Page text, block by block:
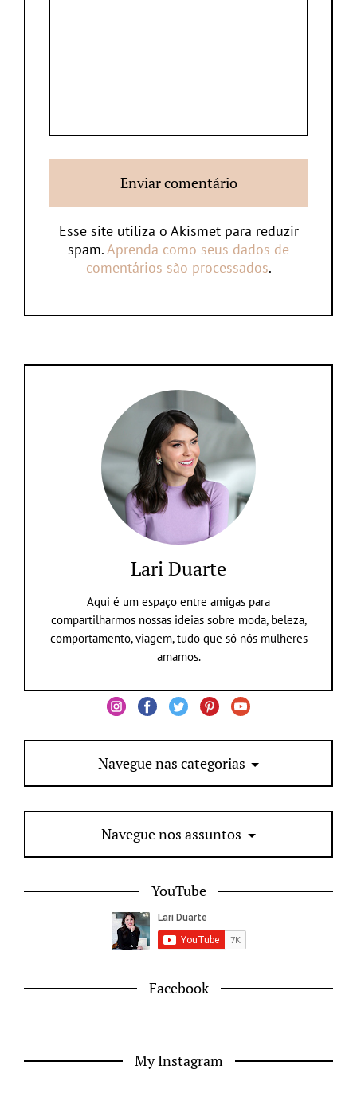
Esse site utiliza o Akismet para reduzir
spam.Aprenda como seus dados de
comentários são processados.
Lari Duarte
Aqui é um espaço entre amigas para
compartilharmos nossas ideias sobre moda, beleza,
comportamento, viagem, tudo que só nós mulheres
amamos.
Navegue nas categorias
Navegue nos assuntos
YouTube
Facebook
My Instagram